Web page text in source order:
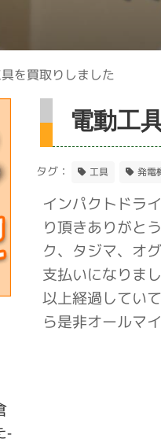
を買取りしました
電動工
タグ： 工具 発電
インパクトドラ
り頂きありがと
ク、タジマ、オ
支払いになりま
以上経過してい
ら是非オールマ
-